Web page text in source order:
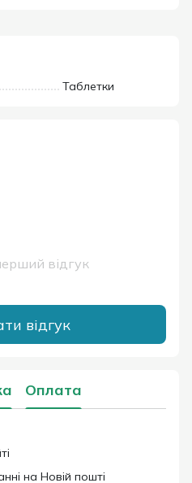
Таблетки
відгук
відгук
Оплата
на Новій пошті